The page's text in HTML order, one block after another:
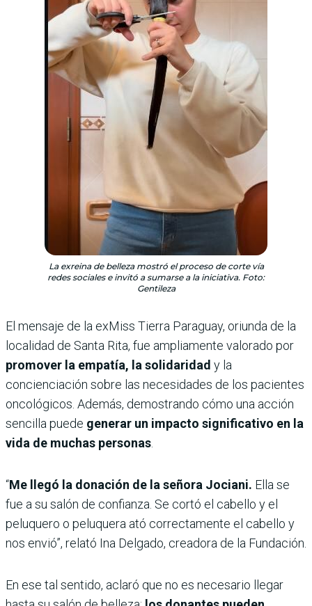
La exreina de belleza mostró el proceso de corte vía
redes sociales e invitó a sumarse a la iniciativa. Foto:
Gentileza
El mensaje de la exMiss Tierra Paraguay, oriunda de la
localidad de Santa Rita, fue ampliamente valorado por
promover la empatía, la solidaridad y la
concienciación sobre las necesidades de los pacientes
oncológicos. Además, demostrando cómo una acción
sencilla puede generar un impacto significativo en la
vida de muchas personas.
“Me llegó la donación de la señora Jociani. Ella se
fue a su salón de confianza. Se cortó el cabello y el
peluquero o peluquera ató correctamente el cabello y
nos envió”, relató Ina Delgado, creadora de la Fundación.
En ese tal sentido, aclaró que no es necesario llegar